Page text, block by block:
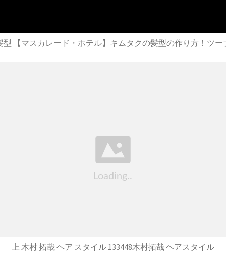
型 【マスカレード・ホテル】キムタクの髪型の作り方！ツー
上 木村 拓哉 ヘア スタイル 133448木村拓哉 ヘアスタイル